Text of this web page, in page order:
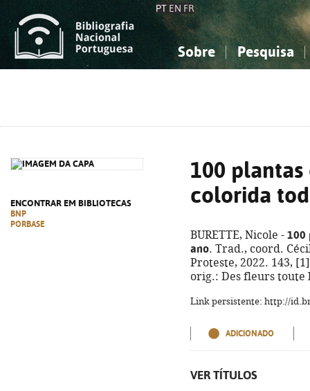
PT EN FR
Sobre Pesquisa
ENCONTRAR EM BIBLIOTECAS
BNP
PORBASE
100
colorida
BURETTE, Nicole - 100
ano. Trad., coord.
Proteste, 2022. 143,
orig.: Des fleurs toute
Link persistente: http://
ADICIONADO
VER TÍTULOS